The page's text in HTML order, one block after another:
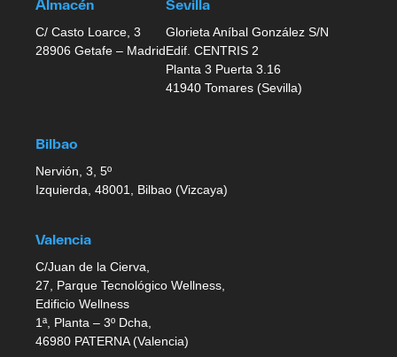
Almacén
C/ Casto Loarce, 3
28906 Getafe – Madrid
Sevilla
Glorieta Aníbal González S/N
Edif. CENTRIS 2
Planta 3 Puerta 3.16
41940 Tomares (Sevilla)
Bilbao
Nervión, 3, 5º
Izquierda, 48001, Bilbao (Vizcaya)
Valencia
C/Juan de la Cierva,
27, Parque Tecnológico Wellness,
Edificio Wellness
1ª, Planta – 3º Dcha,
46980 PATERNA (Valencia)